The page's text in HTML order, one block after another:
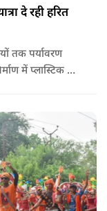
दे रही हरित
तक पर्यावरण
में प्लास्टिक के